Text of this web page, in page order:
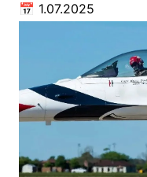
📅 1.07.2025